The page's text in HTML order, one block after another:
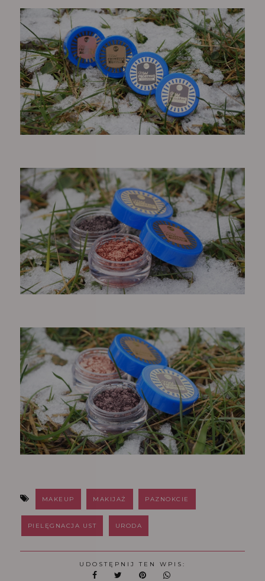
MAKEUP MAKIJAŻ PAZNOKCIE
PIELĘGNACJA UST URODA
UDOSTĘPNIJ TEN WPIS: